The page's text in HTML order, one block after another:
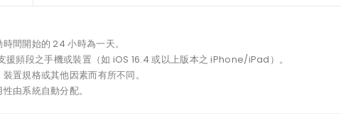
間開始的 24 小時為一天。
頻段之手機或裝置（如 iOS 16.4 或以上版本之 iPhone/iPad）。
置規格或其他因素而有所不同。
由系統自動分配。